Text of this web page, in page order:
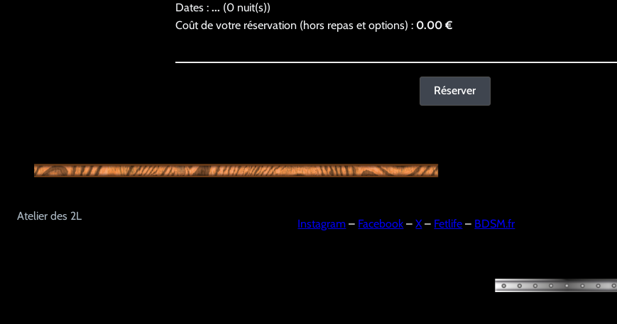
Dates : ... (0nuit(s))
Coût de votre réservation (hors repas et options) : 0.00€
Réserver
Atelier des 2L
Instagram – Facebook –X– Fetlife – BDSM.fr